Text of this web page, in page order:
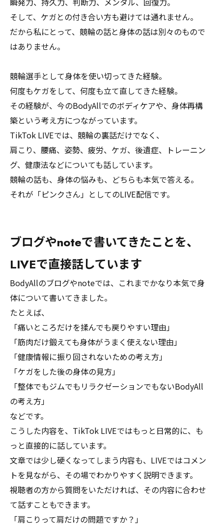
そして、ケガとの付き合い方も避けては通れません。
だから私にとって、競輪の話と身体の話は別々のもので
はありません。
競輪選手として身体を使い切ってきた経験。
何度もケガをして、何度も立て直してきた経験。
その経験が、今のBodyAllでのボディケアや、身体再構
築という考え方につながっています。
TikTok LIVEでは、競輪の裏話だけでなく、
肩こり、腰痛、姿勢、疲労、ケガ、後遺症、トレーニン
グ、健康法などについても話しています。
競輪の話も、身体の悩みも、どちらも本気で答える。
それが「ピンクさん」としてのLIVE配信です。
ブログやnoteで書いてきたことを、
LIVEで直接話しています
BodyAllのブログやnoteでは、これまでかなり本気で身
体について書いてきました。
たとえば、
「痛いところだけを揉んでも戻りやすい理由」
「筋肉だけ鍛えても身体がうまく使えない理由」
「健康情報に振り回されないための考え方」
「ケガをした後の身体の見方」
「整体でもジムでもリラクゼーションでもないBodyAll
の考え方」
などです。
こうした内容を、TikTok LIVEではもっと日常的に、も
っと直接的に話しています。
文章では少し硬くなってしまう内容も、LIVEではコメン
トを見ながら、その場でわかりやすく説明できます。
視聴者の方から質問をいただければ、その内容に合わせ
て話すこともできます。
「肩こりって肩だけの問題ですか？」